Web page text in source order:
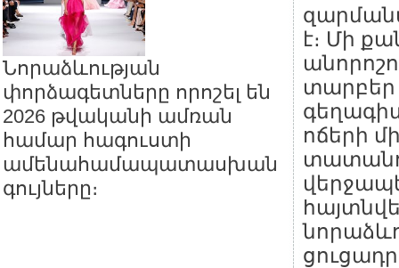
Նորաձևության
փորձագետները որոշել են
2026 թվականի ամռան
համար հագուստի
ամենահամապատասխան
գույները։
է։ Մի
տարբեր
ոճերի